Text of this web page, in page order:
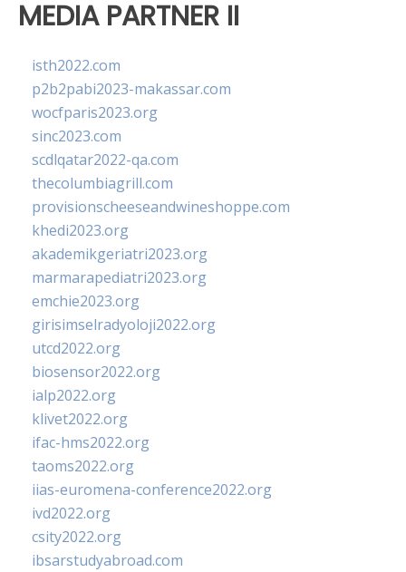
MEDIA PARTNER II
isth2022.com
p2b2pabi2023-makassar.com
wocfparis2023.org
sinc2023.com
scdlqatar2022-qa.com
thecolumbiagrill.com
provisionscheeseandwineshoppe.com
khedi2023.org
akademikgeriatri2023.org
marmarapediatri2023.org
emchie2023.org
girisimselradyoloji2022.org
utcd2022.org
biosensor2022.org
ialp2022.org
klivet2022.org
ifac-hms2022.org
taoms2022.org
iias-euromena-conference2022.org
ivd2022.org
csity2022.org
ibsarstudyabroad.com